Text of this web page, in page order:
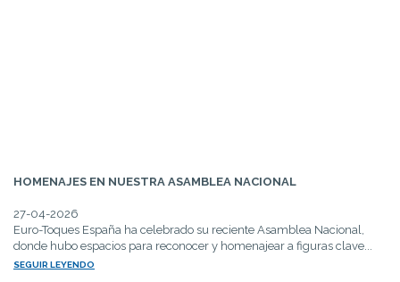
HOMENAJES EN NUESTRA ASAMBLEA NACIONAL
27-04-2026
Euro-Toques España ha celebrado su reciente Asamblea Nacional,
donde hubo espacios para reconocer y homenajear a figuras clave...
SEGUIR LEYENDO